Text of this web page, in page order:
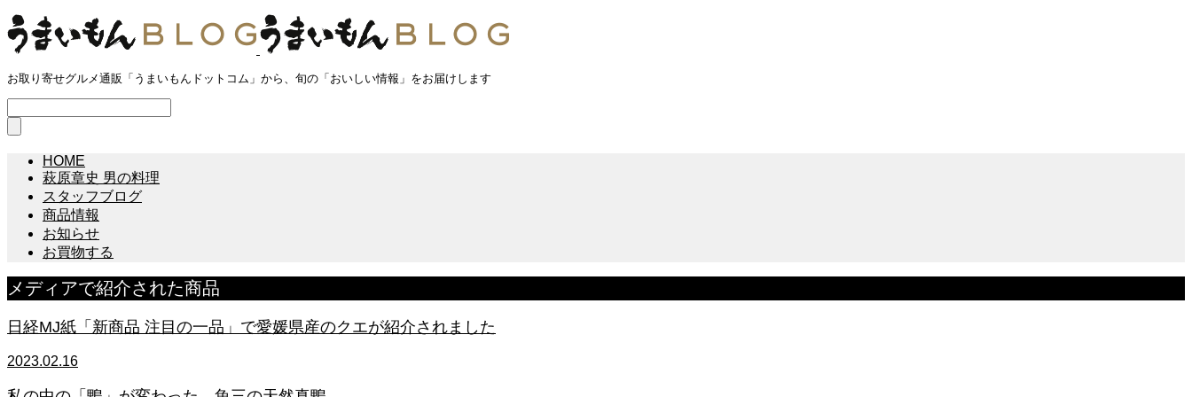
お取り寄せグルメ通販「うまいもんドットコム」から、旬の「おいしい情報」をお届けします
HOME
萩原章史 男の料理
スタッフブログ
商品情報
お知らせ
お買物する
メディアで紹介された商品
日経MJ紙「新商品 注目の一品」で愛媛県産のクエが紹介されました
2023.02.16